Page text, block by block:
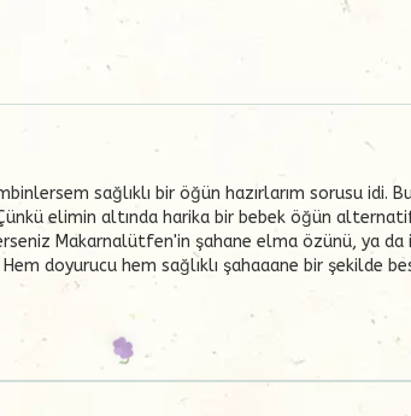
sağlıklı bir öğün hazırlarım sorusu idi.
elimin altında harika bir bebek öğün
Makarnalütfen'in şahane elma özünü, ya da
doyurucu hem sağlıklı şahaaane bir şekilde